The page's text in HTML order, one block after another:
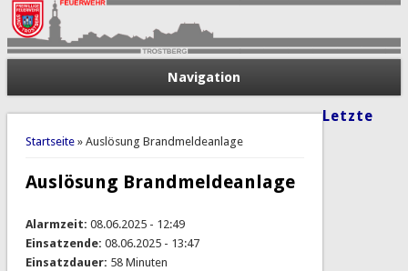
Navigation
Sie sind hier
Startseite» Auslösung Brandmeldeanlage
Auslösung Brandmeldeanlage
Alarmzeit: 08.06.2025 - 12:49
Einsatzende: 08.06.2025 - 13:47
Einsatzdauer: 58 Minuten
Letzte